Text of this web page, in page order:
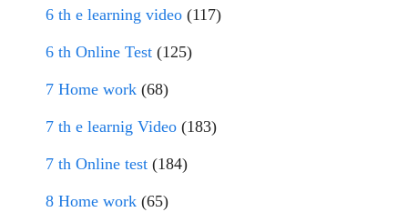
6 th e learning video (117)
6 th Online Test (125)
7 Home work (68)
7 th e learnig Video (183)
7 th Online test (184)
8 Home work (65)